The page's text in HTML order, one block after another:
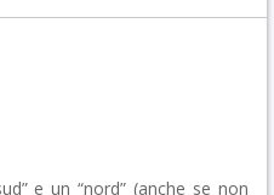
e un “nord” (anche se non